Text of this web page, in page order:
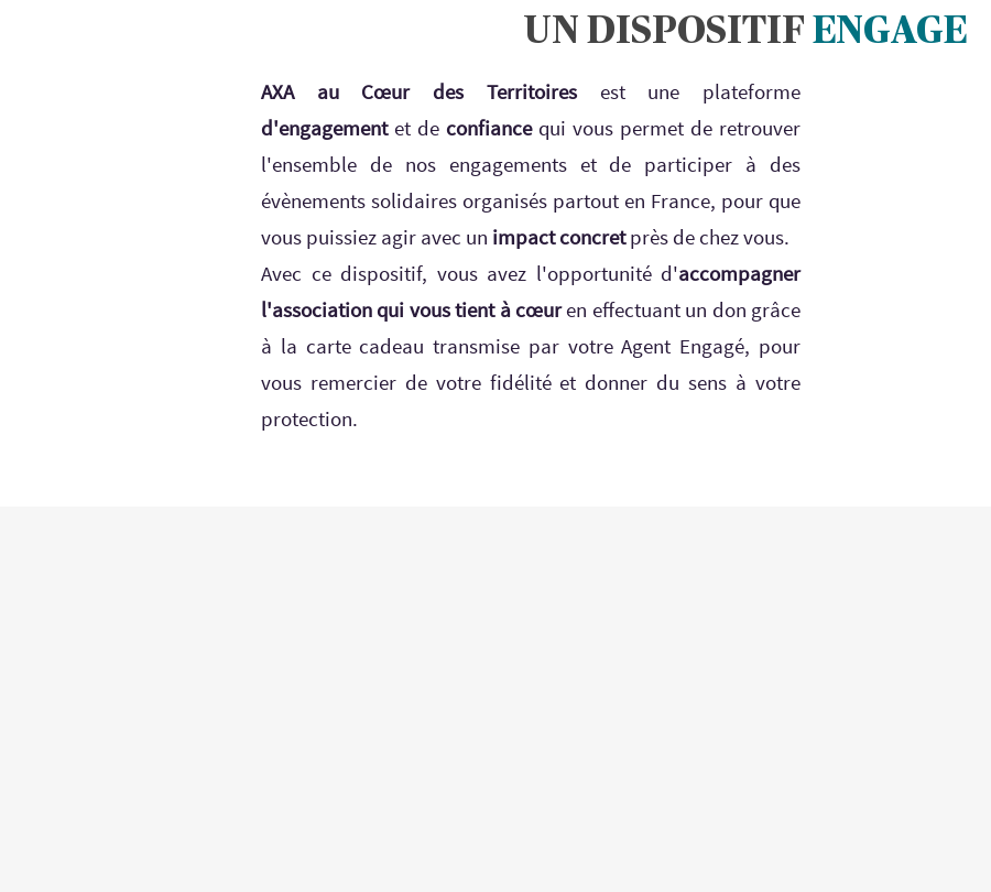
UN DISPOSITIF ENGAGE
AXA au Cœur des Territoiresest une plateforme
d'engagementet de confiancequi vous permet de retrouver
l'ensemble de nos engagements et de participer à des
évènements solidaires organisés partout en France, pour que
vous puissiez agir avec un impact concretprès de chez vous.
Avec ce dispositif, vous avez l'opportunité d'accompagner
l'association qui vous tient à cœuren effectuant un don grâce
à la carte cadeau transmise par votre Agent Engagé, pour
vous remercier de votre fidélité et donner du sens à votre
protection.